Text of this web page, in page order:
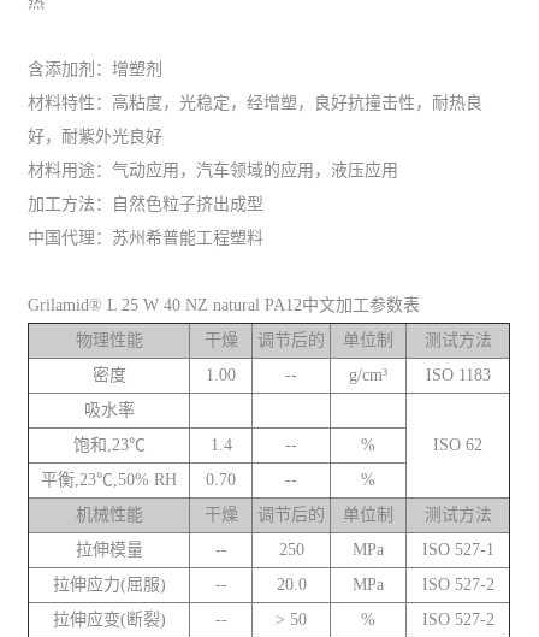
含添加剂：增塑剂
材料特性：高粘度，光稳定，经增塑，良好抗撞击性，耐热良
好，耐紫外光良好
材料用途：气动应用，汽车领域的应用，液压应用
加工方法：自然色粒子挤出成型
中国代理：苏州希普能工程塑料
Grilamid® L 25 W 40 NZ natural PA12中文加工参数表
物理性能
干燥 调节后的 单位制
测试方法
密度
1.00 -- g/cm³
ISO 1183
吸水率
ISO 62
饱和,23℃ 1.4 --
%
平衡,23℃,50% RH
0.70 --
%
机械性能
干燥 调节后的 单位制
测试方法
拉伸模量
-- 250 MPa
ISO 527-1
拉伸应力(屈服)
-- 20.0 MPa
ISO 527-2
拉伸应变(断裂)
-- > 50 %
ISO 527-2